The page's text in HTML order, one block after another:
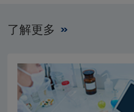
了解更多